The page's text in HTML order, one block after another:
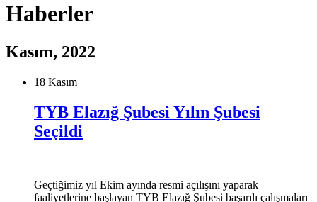
Haberler
Kasım, 2022
18 Kasım
TYB Elazığ Şubesi Yılın Şubesi
Seçildi
Geçtiğimiz yıl Ekim ayında resmi açılışını yaparak
faaliyetlerine başlayan TYB Elazığ Şubesi başarılı çalışmaları